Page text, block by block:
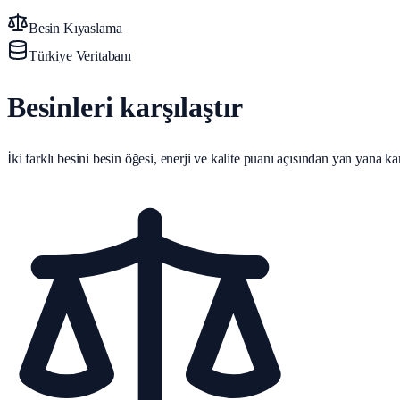
Besin Kıyaslama
Türkiye Veritabanı
Besinleri karşılaştır
İki farklı besini besin öğesi, enerji ve kalite puanı açısından yan yana